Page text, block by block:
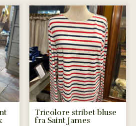
Tricolore stribet bluse
fra Saint James
Dette
vare
har
flere
varianter.
Mulighederne
kan
vælges
varesiden